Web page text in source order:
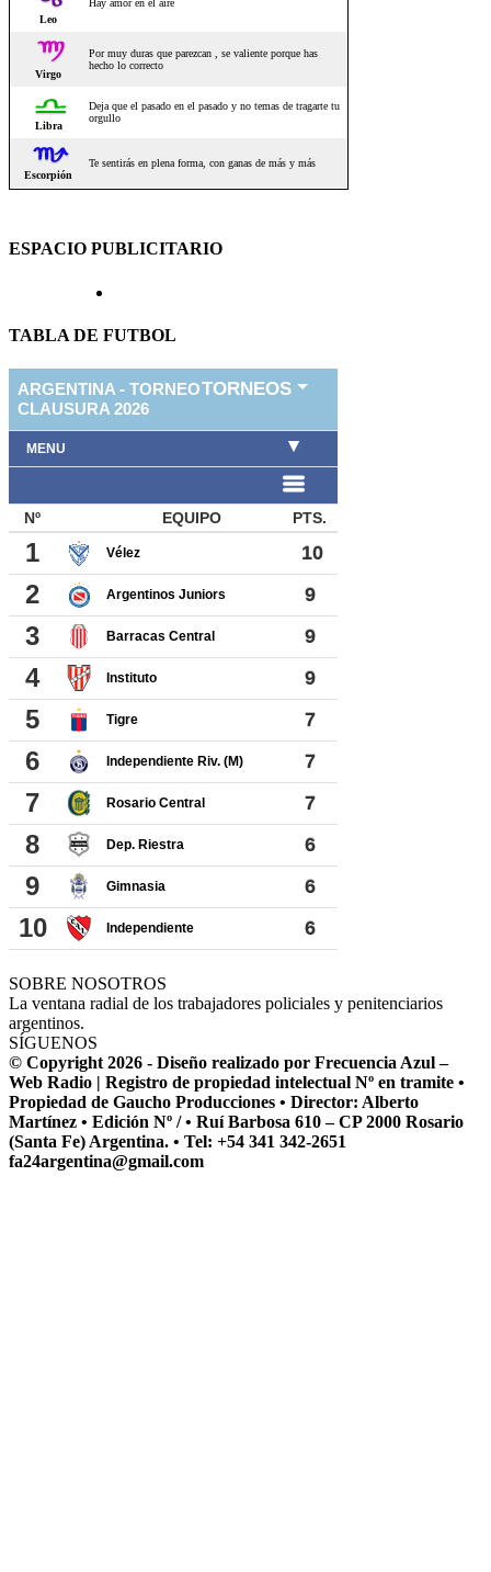
ESPACIO PUBLICITARIO
TABLA DE FUTBOL
SOBRE NOSOTROS
La ventana radial de los trabajadores policiales y penitenciarios
argentinos.
SÍGUENOS
© Copyright 2026 - Diseño realizado por Frecuencia Azul –
Web Radio | Registro de propiedad intelectual Nº en tramite •
Propiedad de Gaucho Producciones • Director: Alberto
Martínez • Edición Nº / • Ruí Barbosa 610 – CP 2000 Rosario
(Santa Fe) Argentina. • Tel: +54 341 342-2651
fa24argentina@gmail.com